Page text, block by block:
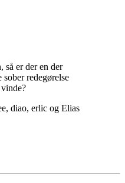
så er der en der
redegørelse
diao, erlic og Elias